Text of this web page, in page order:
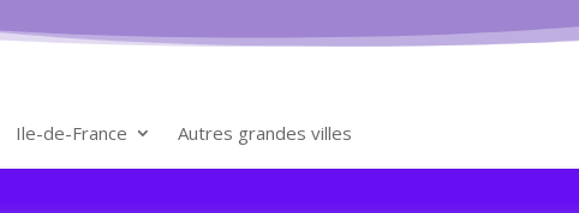
Ile-de-France Autres grandes villes